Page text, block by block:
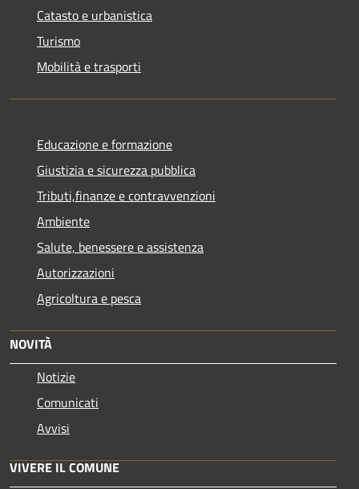
Catasto e urbanistica
Turismo
Mobilità e trasporti
Educazione e formazione
Giustizia e sicurezza pubblica
Tributi,finanze e contravvenzioni
Ambiente
Salute, benessere e assistenza
Autorizzazioni
Agricoltura e pesca
NOVITÀ
Notizie
Comunicati
Avvisi
VIVERE IL COMUNE